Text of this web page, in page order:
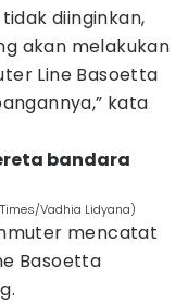
diinginkan,
akan melakukan
Line Basoetta
kata
bandara
Vadhia Lidyana)
mencatat
Basoetta